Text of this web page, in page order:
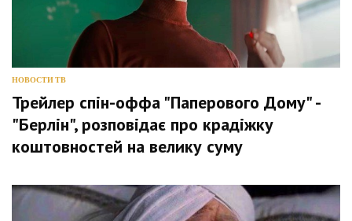
НОВОСТИ ТВ
Трейлер спін-оффа "Паперового Дому" -
"Берлін", розповідає про крадіжку
коштовностей на велику суму